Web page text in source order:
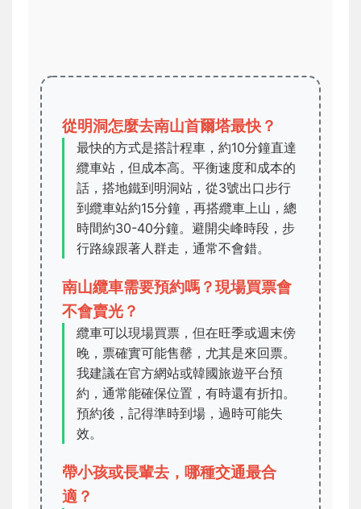
從明洞怎麼去南山首爾塔最快？
最快的方式是搭計程車，約10分鐘直達
纜車站，但成本高。平衡速度和成本的
話，搭地鐵到明洞站，從3號出口步行
到纜車站約15分鐘，再搭纜車上山，總
時間約30-40分鐘。避開尖峰時段，步
行路線跟著人群走，通常不會錯。
南山纜車需要預約嗎？現場買票會
不會賣光？
纜車可以現場買票，但在旺季或週末傍
晚，票確實可能售罄，尤其是來回票。
我建議在官方網站或韓國旅遊平台預
約，通常能確保位置，有時還有折扣。
預約後，記得準時到場，過時可能失
效。
帶小孩或長輩去，哪種交通最合
適？